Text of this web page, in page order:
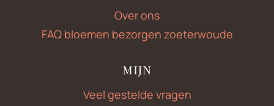
Over ons
FAQ bloemen bezorgen zoeterwoude
MIJN
Veel gestelde vragen